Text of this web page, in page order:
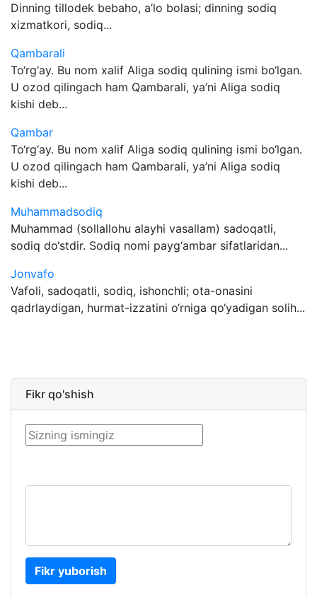
Dinning tillodek bebaho, a’lo bolasi; dinning sodiq
xizmatkori, sodiq...
Qambarali
To‘rg‘ay. Bu nom xalif Aliga sodiq qulining ismi bo‘lgan.
U ozod qilingach ham Qambarali, ya’ni Aliga sodiq
kishi deb...
Qambar
To‘rg‘ay. Bu nom xalif Aliga sodiq qulining ismi bo‘lgan.
U ozod qilingach ham Qambarali, ya’ni Aliga sodiq
kishi deb...
Muhammadsodiq
Muhammad (sollallohu alayhi vasallam) sadoqatli,
sodiq do‘stdir. Sodiq nomi payg‘ambar sifatlaridan...
Jonvafo
Vafoli, sadoqatli, sodiq, ishonchli; ota-onasini
qadrlaydigan, hurmat-izzatini o‘rniga qo‘yadigan solih...
Fikr qo'shish
Fikr yuborish